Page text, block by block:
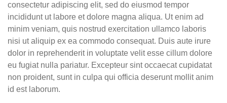
consectetur adipiscing elit, sed do eiusmod tempor
incididunt ut labore et dolore magna aliqua. Ut enim ad
minim veniam, quis nostrud exercitation ullamco laboris
nisi ut aliquip ex ea commodo consequat. Duis aute irure
dolor in reprehenderit in voluptate velit esse cillum dolore
eu fugiat nulla pariatur. Excepteur sint occaecat cupidatat
non proident, sunt in culpa qui officia deserunt mollit anim
id est laborum.